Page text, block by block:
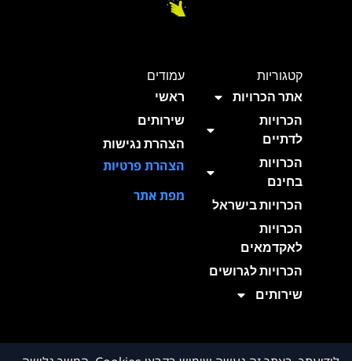
קטגוריות
אתר הכרויות
הכרויות
לדתיים
הכרויות
בחינם
הכרויות בישראל
הכרויות
לאקדמאים
הכרויות לגרושים
שירותים
עמודים
ראשי
שירותים
הצהרת נגישות
הצהרת פרטיות
מפת אתר